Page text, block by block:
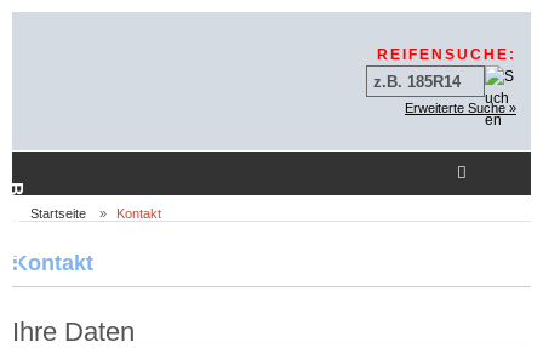
Sprungnavigation
REIFENSUCHE:
Erweiterte Suche »
Startseite Kontakt
Kontakt
Ihre Daten
Beratung